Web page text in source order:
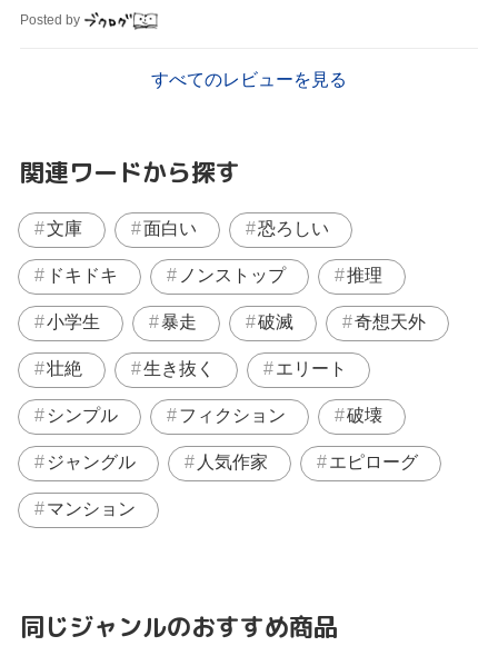
Posted by
すべてのレビューを見る
関連ワードから探す
文庫 面白い 恐ろしい
ドキドキ ノンストップ 推理
小学生 暴走 破滅 奇想天外
壮絶 生き抜く エリート
シンプル フィクション 破壊
ジャングル 人気作家 エピローグ
マンション
同じジャンルのおすすめ商品